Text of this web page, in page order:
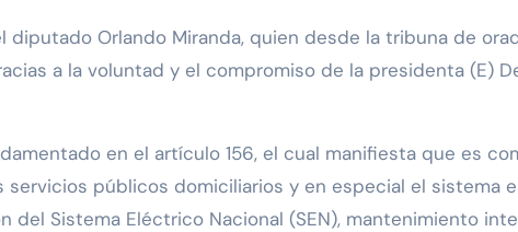
Orlando Miranda, quien desde la tribuna de
a la voluntad y el compromiso de la presidenta (E)
en el artículo 156, el cual manifiesta que es
servicios públicos domiciliarios y en especial el sistema
del Sistema Eléctrico Nacional (SEN), mantenimiento